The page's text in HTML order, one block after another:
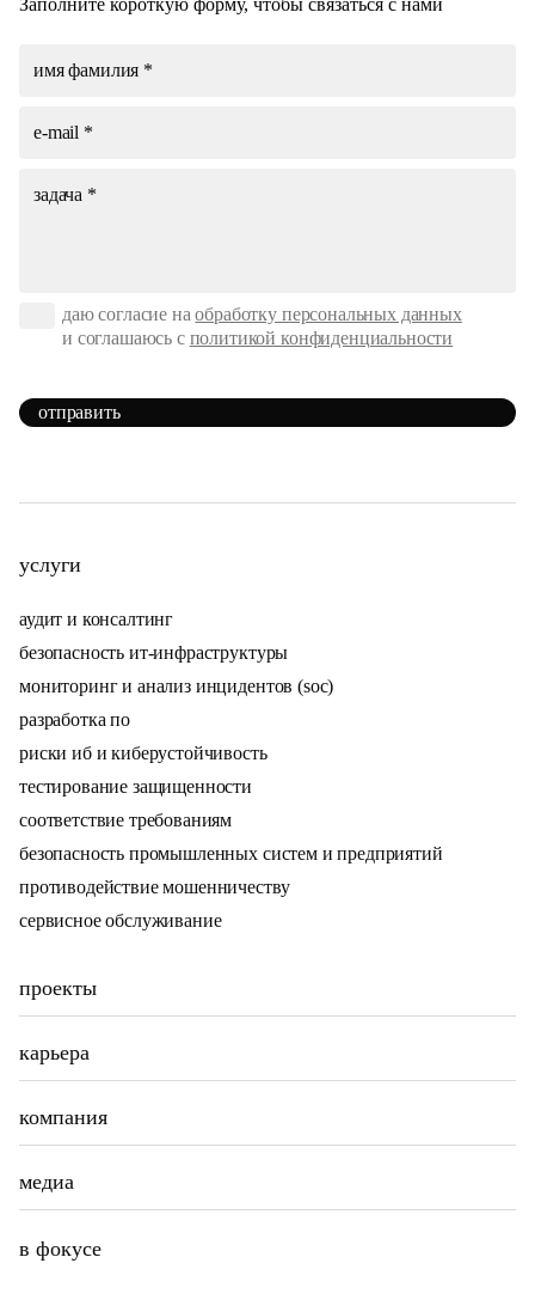
Заполните короткую форму, чтобы связаться с нами
даю согласие наобработку персональных данных
и соглашаюсь с политикой конфиденциальности
отправить
услуги
аудит и консалтинг
безопасность ит-инфраструктуры
мониторинг и анализ инцидентов (soc)
разработка по
риски иб и киберустойчивость
тестирование защищенности
соответствие требованиям
безопасность промышленных систем и предприятий
противодействие мошенничеству
сервисное обслуживание
проекты
карьера
компания
в фокусе
медиа